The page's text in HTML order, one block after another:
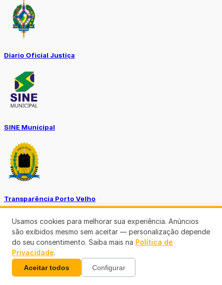
Diario Oficial Justiça
SINE Municipal
Transparência Porto Velho
SEMUSA
Usamos cookies para melhorar sua experiência. Anúncios
são exibidos mesmo sem aceitar — personalização depende
do seu consentimento. Saiba mais na Política de
Privacidade.
Aceitar todos Configurar